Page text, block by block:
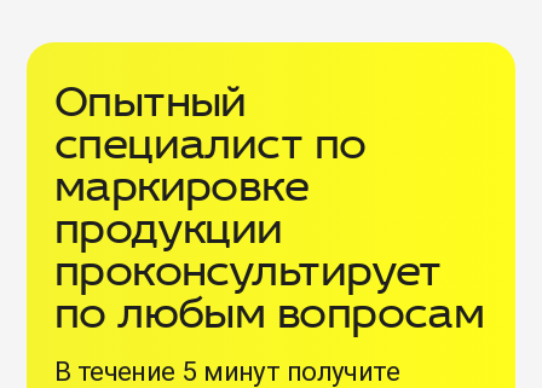
Опытный
специалист по
маркировке
продукции
проконсультирует
по любым вопросам
В течение 5 минут получите